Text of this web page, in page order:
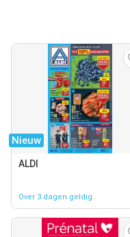
Nieuw
ALDI
Over 3 dagen geldig